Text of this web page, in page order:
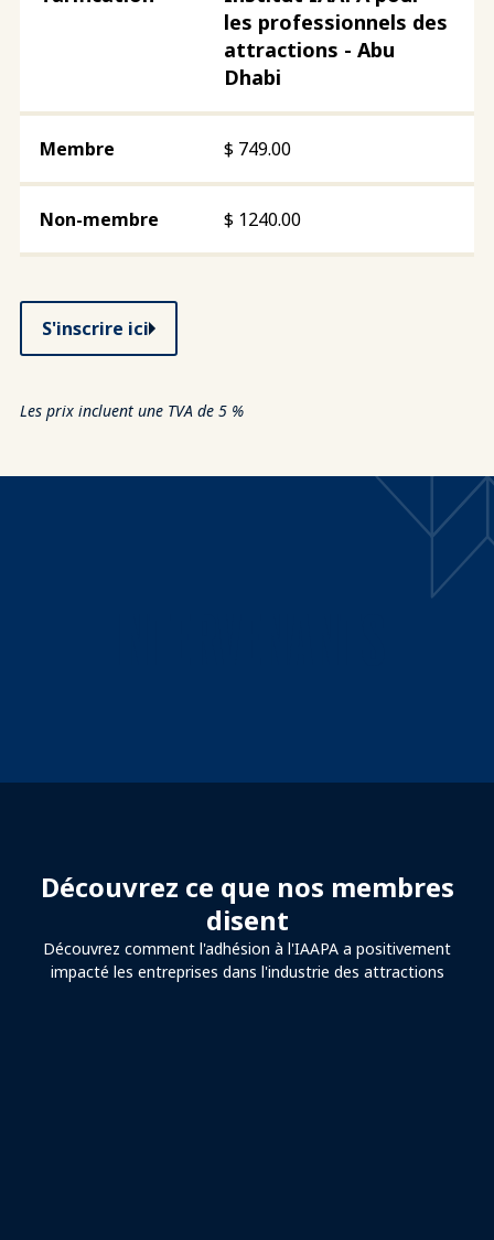
les professionnels des
attractions - Abu
Dhabi
$ 749.00
$ 1240.00
S'inscrire ici
Les prix incluent une TVA de 5 %
Découvrez ce que nos membres
disent
Découvrez comment l'adhésion à l'IAAPA a positivement
impacté les entreprises dans l'industrie des attractions